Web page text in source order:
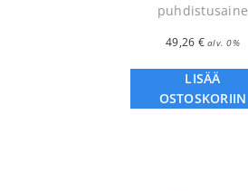
puhdistusaine
49,26 € alv. 0%
LISÄÄ
OSTOSKORIIN